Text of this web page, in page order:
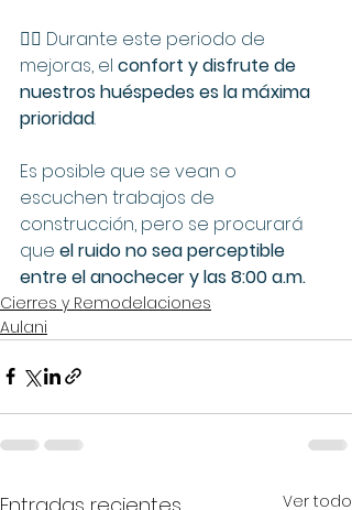
🧘‍♀️ Durante este periodo de
mejoras, el confort y disfrute de
nuestros huéspedes es la máxima
prioridad.
Es posible que se vean o
escuchen trabajos de
construcción, pero se procurará
que el ruido no sea perceptible
entre el anochecer y las 8:00 a.m.
Cierres y Remodelaciones
Aulani
Ver todo